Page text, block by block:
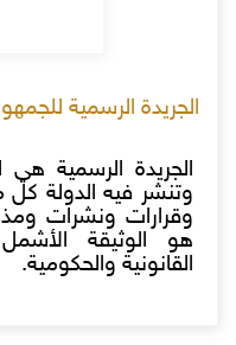
الجريدة الرسمية
الجريدة الرسمية
وتنشر فيه الدولة
وقرارات ونشرات
هو الوثيقة
القانونية والحكومية.